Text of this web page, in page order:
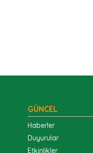
GÜNCEL
Haberler
Duyurular
Etkinlikler